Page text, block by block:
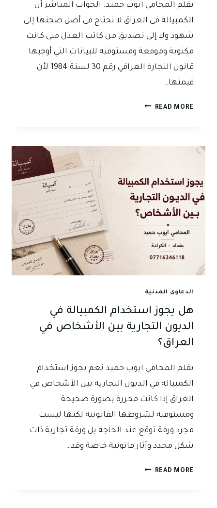
بقلم المحامي ايوب حميد. الجواب المباشر أن
الكمبيالة في العراق لا تحتاج في أصل صحتها إلى
شهود ولا إلى تصديق من كاتب العدل متى كانت
مكتوبة وموقعة ومستوفية للبيانات التي أوجبها
قانون التجارة العراقي رقم 30 لسنة 1984 لأن
قيمتها…
READ MORE هل
كاتب
العدل
في
العراق؟
الدعاوى المدنية
هل يجوز استخدام الكمبيالة في
الديون التجارية بين الأشخاص في
العراق؟
بقلم المحامي ايوب حميد نعم يجوز استخدام
الكمبيالة في الديون التجارية بين الأشخاص في
العراق إذا كانت محررة بصورة صحيحة
ومستوفية لشروطها القانونية لكنها ليست
مجرد ورقة توقع عند الحاجة بل ورقة تجارية ذات
شكل محدد وآثار قانونية خاصة وقد…
READ MORE هل